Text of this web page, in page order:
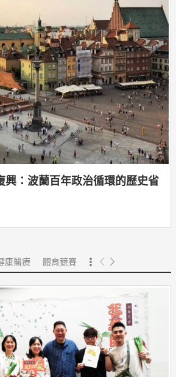
興：波蘭百年政治循環的歷史省
康醫療 體育競賽